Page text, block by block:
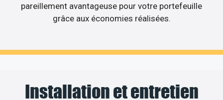
pareillement avantageuse pour votre portefeuille
grâce aux économies réalisées.
Installation et entretien